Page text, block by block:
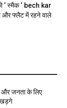
स्मैक ‘ bech kar
और फ्लैट में रहने वाले
और जनता के लिए
खड़गे